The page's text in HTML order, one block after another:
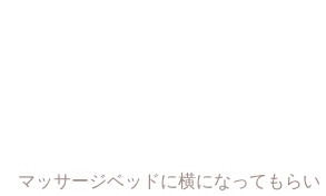
マッサージベッドに横になってもらい